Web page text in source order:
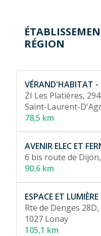
RÉGION
VÉRAND'HABITAT -
ZI Les Platières,
Saint-Laurent-
78,5 km
AVENIR ELEC ET
6 bis route de Dijon,
90,6 km
ESPACE ET
Rte de Denges
1027 Lonay
105,1 km